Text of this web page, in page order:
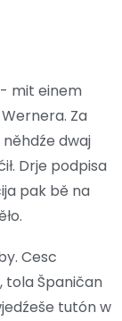
mit einem
Za
dwaj
Drje podpisa
pak bě na
Cesc
tola Španičan
tutón w